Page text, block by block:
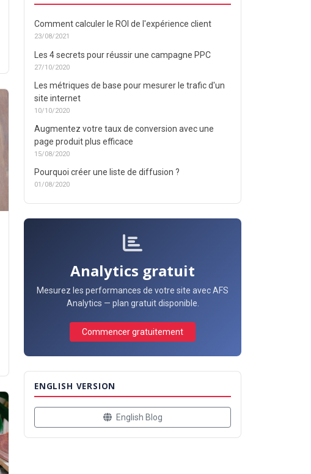
Comment calculer le ROI de l'expérience client
23/08/2021
Les 4 secrets pour réussir une campagne PPC
27/10/2020
Les métriques de base pour mesurer le trafic d'un
site internet
10/10/2020
Augmentez votre taux de conversion avec une
page produit plus efficace
15/08/2020
Pourquoi créer une liste de diffusion ?
01/08/2020
Analytics gratuit
Mesurez les performances de votre site avec AFS
Analytics — plan gratuit disponible.
Commencer gratuitement
ENGLISH VERSION
English Blog